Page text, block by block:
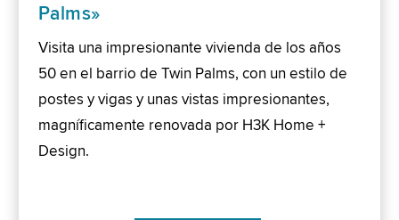
Palms»
Visita una impresionante vivienda de los años
50 en el barrio de Twin Palms, con un estilo de
postes y vigas y unas vistas impresionantes,
magníficamente renovada por H3K Home +
Design.